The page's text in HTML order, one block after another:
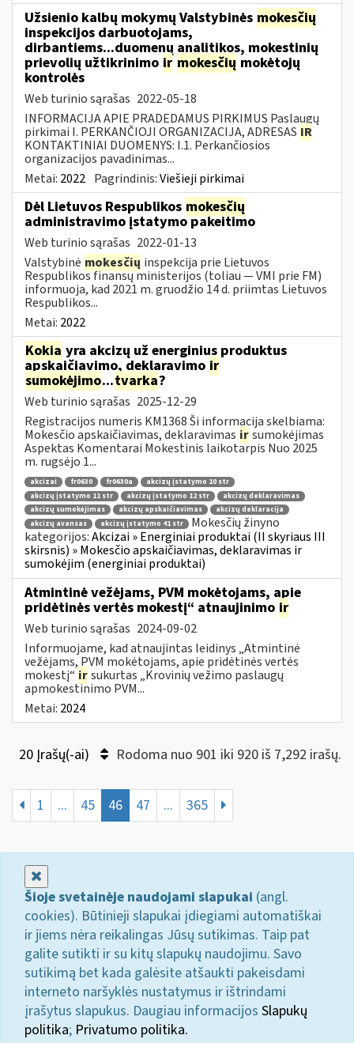
Užsienio kalbų mokymų Valstybinės mokesčių
inspekcijos darbuotojams,
dirbantiems...duomenų analitikos, mokestinių
prievolių užtikrinimo ir mokesčių mokėtojų
kontrolės
Web turinio sąrašas 2022-05-18
INFORMACIJA APIE PRADEDAMUS PIRKIMUS Paslaugų
pirkimai I. PERKANČIOJI ORGANIZACIJA, ADRESAS IR
KONTAKTINIAI DUOMENYS: I.1. Perkančiosios
organizacijos pavadinimas...
Metai: 2022 Pagrindinis:Viešieji pirkimai
Dėl Lietuvos Respublikos mokesčių
administravimo įstatymo pakeitimo
Web turinio sąrašas 2022-01-13
Valstybinė mokesčių inspekcija prie Lietuvos
Respublikos finansų ministerijos (toliau — VMI prie FM)
informuoja, kad 2021 m. gruodžio 14 d. priimtas Lietuvos
Respublikos...
Metai: 2022
Kokia yra akcizų už energinius produktus
apskaičiavimo, deklaravimo ir
sumokėjimo...tvarka?
Web turinio sąrašas 2025-12-29
Registracijos numeris KM1368 Ši informacija skelbiama:
Mokesčio apskaičiavimas, deklaravimas irsumokėjimas
Aspektas Komentarai Mokestinis laikotarpis Nuo 2025
m. rugsėjo 1...
akcizai fr0630 fr0630a
akcizų įstatymo 10 str
akcizų įstatymo 11 str
akcizų įstatymo 12 str
akcizų deklaravimas
akcizų sumokėjimas
akcizų apskaičiavimas
akcizų deklaracija
akcizų avansas
akcizų įstatymo 41 str
Mokesčių žinyno
kategorijos:Akcizai » Energiniai produktai (II skyriaus III
skirsnis) » Mokesčio apskaičiavimas, deklaravimas ir
sumokėjim (energiniai produktai)
Atmintinė vežėjams, PVM mokėtojams, apie
pridėtinės vertės mokestį“ atnaujinimo ir
Web turinio sąrašas 2024-09-02
Informuojame, kad atnaujintas leidinys „Atmintinė
vežėjams, PVM mokėtojams, apie pridėtinės vertės
mokestį“ irsukurtas „Krovinių vežimo paslaugų
apmokestinimo PVM...
Metai: 2024
20 Įrašų(-ai) Rodoma nuo 901 iki 920 iš 7,292 irašų.
1 ... 45 46 47 ... 365
Šioje svetainėje naudojami slapukai (angl.
cookies). Būtinieji slapukai įdiegiami automatiškai
ir jiems nėra reikalingas Jūsų sutikimas. Taip pat
galite sutikti ir su kitų slapukų naudojimu. Savo
sutikimą bet kada galėsite atšaukti pakeisdami
interneto naršyklės nustatymus ir ištrindami
įrašytus slapukus. Daugiau informacijos Slapukų
politika; Privatumo politika.